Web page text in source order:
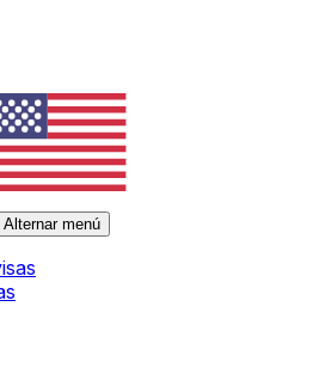
Alternar menú